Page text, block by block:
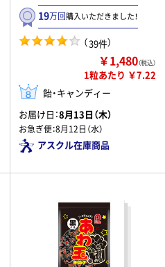
19万回購入いただきました！
（39件）
￥1,480（税込）
1粒あたり ￥7.22
飴・キャンディー
お届け日：8月13日（木）
お急ぎ便：8月12日（水）
アスクル在庫商品